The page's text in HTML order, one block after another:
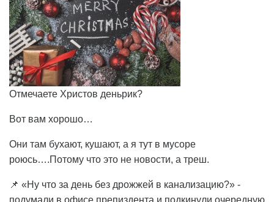
Отмечаете Христов деньрик?
Вот вам хорошо…
Они там бухают, кушают, а я тут в мусоре
роюсь….Потому что это не новости, а треш.
📌 «Ну что за день без дрожжей в канализацию?» -
подумали в офисе препиздента и подкинули очередную